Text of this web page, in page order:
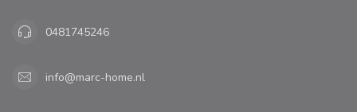
0481745246
info@marc-home.nl